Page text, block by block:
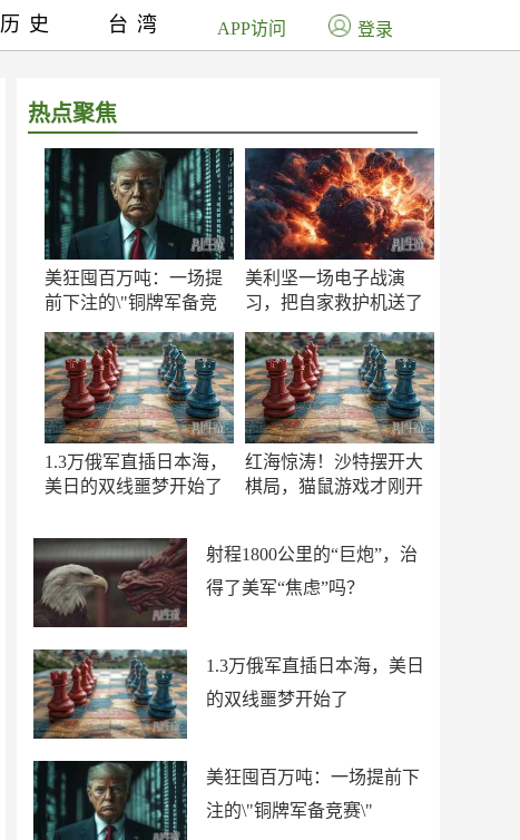
热点聚焦
美狂囤百万吨：一场提
前下注的\"铜牌军备竞
美利坚一场电子战演
习，把自家救护机送了
1.3万俄军直插日本海，
美日的双线噩梦开始了
红海惊涛！沙特摆开大
棋局，猫鼠游戏才刚开
射程1800公里的“巨炮”，治
得了美军“焦虑”吗？
1.3万俄军直插日本海，美日
的双线噩梦开始了
美狂囤百万吨：一场提前下
注的\"铜牌军备竞赛\"
历史 台湾 APP访问 登录